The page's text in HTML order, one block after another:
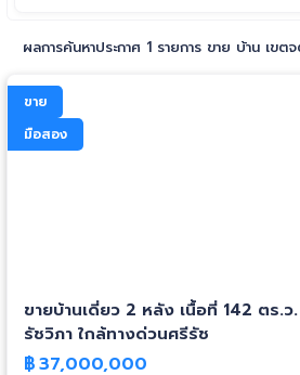
ผลการค้นหาประกาศ 1 รายการ ขาย บ้าน เขต
ขาย
มือสอง
ขายบ้านเดี่ยว 2 หลัง เนื้อที่ 142 ตร.ว
รัชวิภา ใกล้ทางด่วนศรีรัช
฿37,000,000